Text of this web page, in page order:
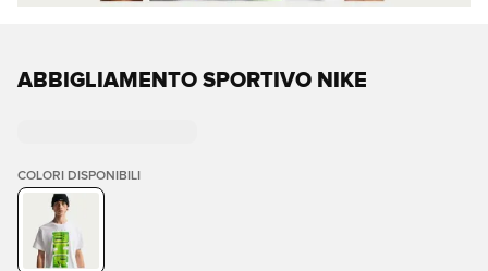
ABBIGLIAMENTO SPORTIVO NIKE
COLORI DISPONIBILI